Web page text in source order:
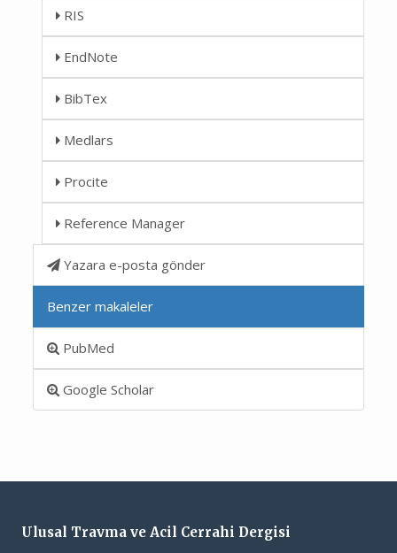
RIS
EndNote
BibTex
Medlars
Procite
Reference Manager
Yazara e-posta gönder
Benzer makaleler
PubMed
Google Scholar
Ulusal Travma ve Acil Cerrahi Dergisi